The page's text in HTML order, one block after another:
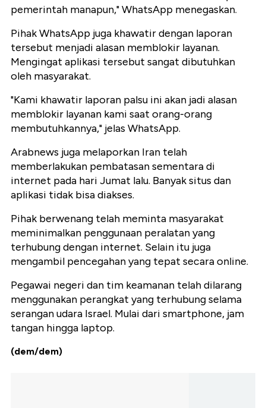
pemerintah manapun," WhatsApp menegaskan.
Pihak WhatsApp juga khawatir dengan laporan
tersebut menjadi alasan memblokir layanan.
Mengingat aplikasi tersebut sangat dibutuhkan
oleh masyarakat.
"Kami khawatir laporan palsu ini akan jadi alasan
memblokir layanan kami saat orang-orang
membutuhkannya," jelas WhatsApp.
Arabnews juga melaporkan Iran telah
memberlakukan pembatasan sementara di
internet pada hari Jumat lalu. Banyak situs dan
aplikasi tidak bisa diakses.
Pihak berwenang telah meminta masyarakat
meminimalkan penggunaan peralatan yang
terhubung dengan internet. Selain itu juga
mengambil pencegahan yang tepat secara online.
Pegawai negeri dan tim keamanan telah dilarang
menggunakan perangkat yang terhubung selama
serangan udara Israel. Mulai dari smartphone, jam
tangan hingga laptop.
(dem/dem)